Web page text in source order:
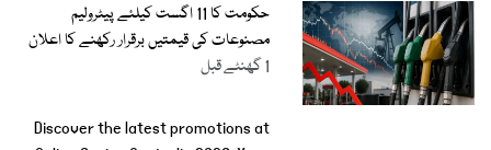
حکومت کا 11 اگست کیلئے پیٹرولیم
مصنوعات کی قیمتیں برقرار رکھنے کا اعلان
1 گھنٹے قبل
Discover the latest promotions at